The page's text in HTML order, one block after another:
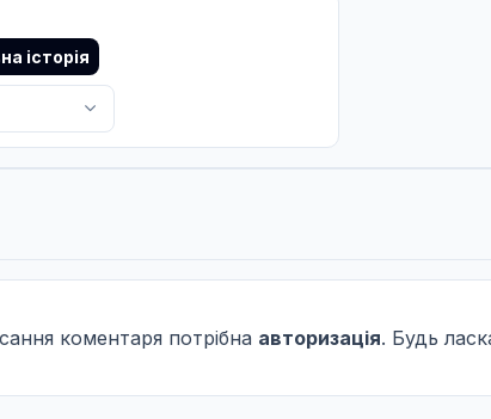
історія
коментаря потрібна авторизація. Будь